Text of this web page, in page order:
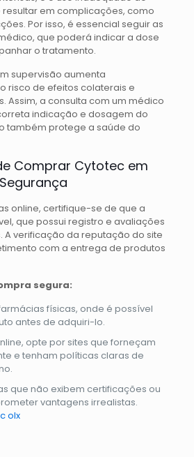
em complicações, como
Por isso, é essencial seguir as
que poderá indicar a dose
o tratamento.
supervisão aumenta
risco de efeitos colaterais e
Assim, a consulta com um médico
indicação e dosagem do
também protege a saúde do
Comprar Cytotec em
online, certifique-se de que a
que possui registro e avaliações
A verificação da reputação do site
com a entrega de produtos
segura:
físicas, onde é possível
antes de adquiri-lo.
opte por sites que forneçam
e tenham políticas claras de
que não exibem certificações ou
vantagens irrealistas.
olx